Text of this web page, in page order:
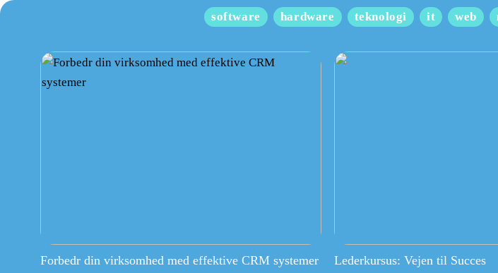
software hardware teknologi it web
Forbedr din virksomhed med effektive CRM systemer Lederkursus: Vejen til Succes